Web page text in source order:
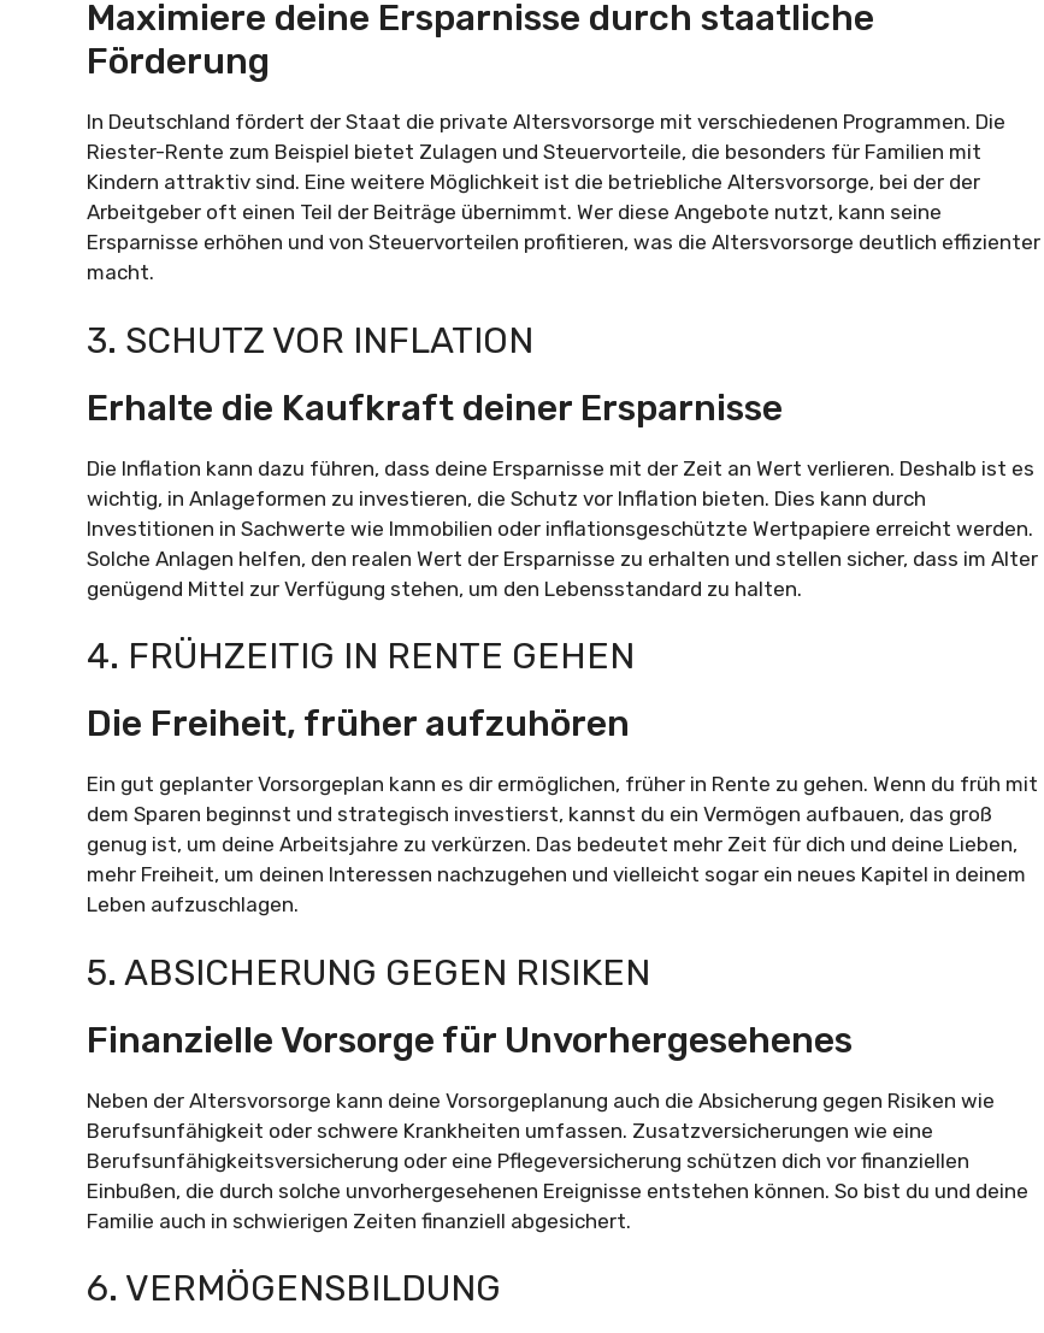
Maximiere deine Ersparnisse durch staatliche
Förderung
In Deutschland fördert der Staat die private Altersvorsorge mit verschiedenen Programmen. Die
Riester-Rente zum Beispiel bietet Zulagen und Steuervorteile, die besonders für Familien mit
Kindern attraktiv sind. Eine weitere Möglichkeit ist die betriebliche Altersvorsorge, bei der der
Arbeitgeber oft einen Teil der Beiträge übernimmt. Wer diese Angebote nutzt, kann seine
Ersparnisse erhöhen und von Steuervorteilen profitieren, was die Altersvorsorge deutlich effizienter
macht.
3. SCHUTZ VOR INFLATION
Erhalte die Kaufkraft deiner Ersparnisse
Die Inflation kann dazu führen, dass deine Ersparnisse mit der Zeit an Wert verlieren. Deshalb ist es
wichtig, in Anlageformen zu investieren, die Schutz vor Inflation bieten. Dies kann durch
Investitionen in Sachwerte wie Immobilien oder inflationsgeschützte Wertpapiere erreicht werden.
Solche Anlagen helfen, den realen Wert der Ersparnisse zu erhalten und stellen sicher, dass im Alter
genügend Mittel zur Verfügung stehen, um den Lebensstandard zu halten.
4. FRÜHZEITIG IN RENTE GEHEN
Die Freiheit, früher aufzuhören
Ein gut geplanter Vorsorgeplan kann es dir ermöglichen, früher in Rente zu gehen. Wenn du früh mit
dem Sparen beginnst und strategisch investierst, kannst du ein Vermögen aufbauen, das groß
genug ist, um deine Arbeitsjahre zu verkürzen. Das bedeutet mehr Zeit für dich und deine Lieben,
mehr Freiheit, um deinen Interessen nachzugehen und vielleicht sogar ein neues Kapitel in deinem
Leben aufzuschlagen.
5. ABSICHERUNG GEGEN RISIKEN
Finanzielle Vorsorge für Unvorhergesehenes
Neben der Altersvorsorge kann deine Vorsorgeplanung auch die Absicherung gegen Risiken wie
Berufsunfähigkeit oder schwere Krankheiten umfassen. Zusatzversicherungen wie eine
Berufsunfähigkeitsversicherung oder eine Pflegeversicherung schützen dich vor finanziellen
Einbußen, die durch solche unvorhergesehenen Ereignisse entstehen können. So bist du und deine
Familie auch in schwierigen Zeiten finanziell abgesichert.
6. VERMÖGENSBILDUNG